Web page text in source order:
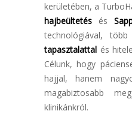
kerületében, a
hajbeültetés és
technológiával,
tapasztalattal és
Célunk, hogy
hajjal, hanem
magabiztosabb
klinikánkról.